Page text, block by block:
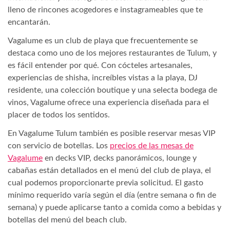
lleno de rincones acogedores e instagrameables que te
encantarán.
Vagalume es un club de playa que frecuentemente se
destaca como uno de los mejores restaurantes de Tulum, y
es fácil entender por qué. Con cócteles artesanales,
experiencias de shisha, increíbles vistas a la playa, DJ
residente, una colección boutique y una selecta bodega de
vinos, Vagalume ofrece una experiencia diseñada para el
placer de todos los sentidos.
En Vagalume Tulum también es posible reservar mesas VIP
con servicio de botellas. Los precios de las mesas de
Vagalume en decks VIP, decks panorámicos, lounge y
cabañas están detallados en el menú del club de playa, el
cual podemos proporcionarte previa solicitud. El gasto
mínimo requerido varía según el día (entre semana o fin de
semana) y puede aplicarse tanto a comida como a bebidas y
botellas del menú del beach club.